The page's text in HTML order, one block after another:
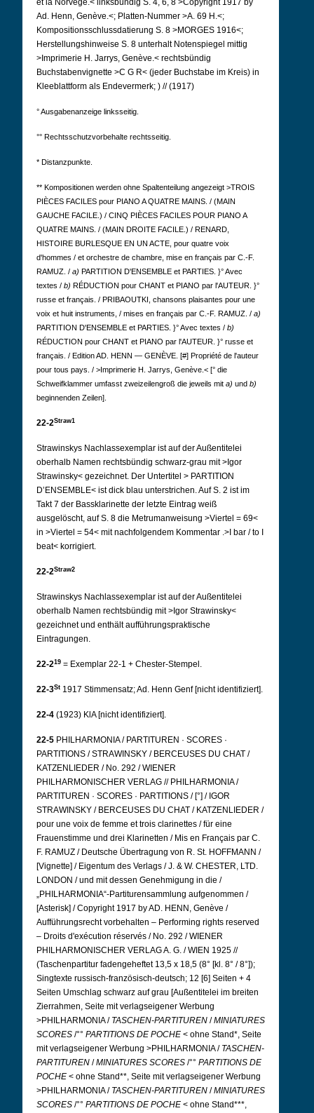
et la Norvège.< linksbündig S. 4, 6, 8 >Copyright 1917 by
Ad. Henn, Genève.<; Platten-Nummer >A. 69 H.<;
Kompositionsschlussdatierung S. 8 >MORGES 1916<;
Herstellungshinweise S. 8 unterhalt Notenspiegel mittig
>Imprimerie H. Jarrys, Genève.< rechtsbündig
Buchstabenvignette >C G R< (jeder Buchstabe im Kreis) in
Kleeblattform als Endevermerk; ) // (1917)
° Ausgabenanzeige linksseitig.
°° Rechtsschutzvorbehalte rechtsseitig.
* Distanzpunkte.
** Kompositionen werden ohne Spaltenteilung angezeigt >TROIS
PIÈCES FACILES pour PIANO A QUATRE MAINS. / (MAIN
GAUCHE FACILE.) / CINQ PIÈCES FACILES POUR PIANO A
QUATRE MAINS. / (MAIN DROITE FACILE.) / RENARD,
HISTOIRE BURLESQUE EN UN ACTE, pour quatre voix
d'hommes / et orchestre de chambre, mise en français par C.-F.
RAMUZ. / a) PARTITION D'ENSEMBLE et PARTIES. }° Avec
textes / b) RÉDUCTION pour CHANT et PIANO par l'AUTEUR. }°
russe et français. / PRIBAOUTKI, chansons plaisantes pour une
voix et huit instruments, / mises en français par C.-F. RAMUZ. / a)
PARTITION D'ENSEMBLE et PARTIES. }° Avec textes / b)
RÉDUCTION pour CHANT et PIANO par l'AUTEUR. }° russe et
français. / Edition AD. HENN — GENÈVE. [#] Propriété de l'auteur
pour tous pays. / >Imprimerie H. Jarrys, Genève.< [° die
Schweifklammer umfasst zweizeilengroß die jeweils mit a) und b)
beginnenden Zeilen].
22-2Straw1
Strawinskys Nachlassexemplar ist auf der Außentitelei
oberhalb Namen rechtsbündig schwarz-grau mit >Igor
Strawinsky< gezeichnet. Der Untertitel > PARTITION
D’ENSEMBLE< ist dick blau unterstrichen. Auf S. 2 ist im
Takt 7 der Bassklarinette der letzte Eintrag weiß
ausgelöscht, auf S. 8 die Metrumanweisung >Viertel = 69<
in >Viertel = 54< mit nachfolgendem Kommentar .>I bar / to I
beat< korrigiert.
22-2Straw2
Strawinskys Nachlassexemplar ist auf der Außentitelei
oberhalb Namen rechtsbündig mit >Igor Strawinsky<
gezeichnet und enthält aufführungspraktische
Eintragungen.
22-219 = Exemplar 22-1 + Chester-Stempel.
22-3St 1917 Stimmensatz; Ad. Henn Genf [nicht identifiziert].
22-4 (1923) KlA [nicht identifiziert].
22-5 PHILHARMONIA / PARTITUREN · SCORES ·
PARTITIONS / STRAWINSKY / BERCEUSES DU CHAT /
KATZENLIEDER / No. 292 / WIENER
PHILHARMONISCHER VERLAG // PHILHARMONIA /
PARTITUREN · SCORES · PARTITIONS / [°] / IGOR
STRAWINSKY / BERCEUSES DU CHAT / KATZENLIEDER /
pour une voix de femme et trois clarinettes / für eine
Frauenstimme und drei Klarinetten / Mis en Français par C.
F. RAMUZ / Deutsche Übertragung von R. St. HOFFMANN /
[Vignette] / Eigentum des Verlags / J. & W. CHESTER, LTD.
LONDON / und mit dessen Genehmigung in die /
„PHILHARMONIA“-Partiturensammlung aufgenommen /
[Asterisk] / Copyright 1917 by AD. HENN, Genève /
Aufführungsrecht vorbehalten – Performing rights reserved
– Droits d'exécution réservés / No. 292 / WIENER
PHILHARMONISCHER VERLAG A. G. / WIEN 1925 //
(Taschenpartitur fadengeheftet 13,5 x 18,5 (8° [kl. 8° / 8°]);
Singtexte russisch-französisch-deutsch; 12 [6] Seiten + 4
Seiten Umschlag schwarz auf grau [Außentitelei im breiten
Zierrahmen, Seite mit verlagseigener Werbung
>PHILHARMONIA / TASCHEN-PARTITUREN /MINIATURES
SCORES /°° PARTITIONS DE POCHE < ohne Stand*, Seite
mit verlagseigener Werbung >PHILHARMONIA / TASCHEN-
PARTITUREN /MINIATURES SCORES /°° PARTITIONS DE
POCHE < ohne Stand**, Seite mit verlagseigener Werbung
>PHILHARMONIA / TASCHEN-PARTITUREN /MINIATURES
SCORES /°° PARTITIONS DE POCHE < ohne Stand***,